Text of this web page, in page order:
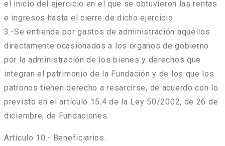
el inicio del ejercicio en el que se obtuvieron las rentas
e ingresos hasta el cierre de dicho ejercicio.
3.-Se entiende por gastos de administración aquéllos
directamente ocasionados a los órganos de gobierno
por la administración de los bienes y derechos que
integran el patrimonio de la Fundación y de los que los
patronos tienen derecho a resarcirse, de acuerdo con lo
previsto en el artículo 15.4 de la Ley 50/2002, de 26 de
diciembre, de Fundaciones.
Artículo 10.- Beneficiarios.